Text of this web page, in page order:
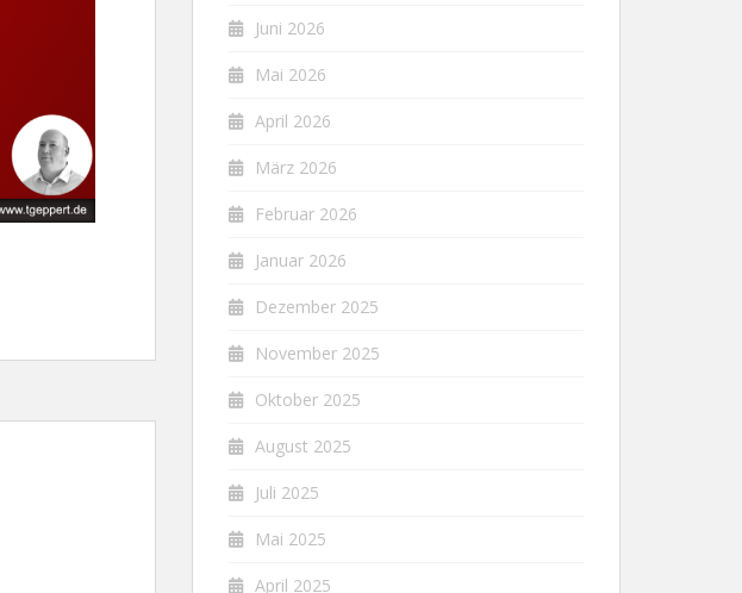
Juni 2026
Mai 2026
April 2026
März 2026
Februar 2026
Januar 2026
Dezember 2025
November 2025
Oktober 2025
August 2025
Juli 2025
Mai 2025
April 2025